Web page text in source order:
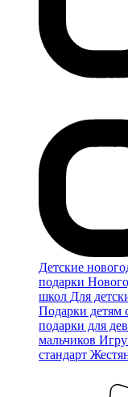
Детские
подарки
школ Для
Подарки детям
подарки для
мальчиков
стандарт